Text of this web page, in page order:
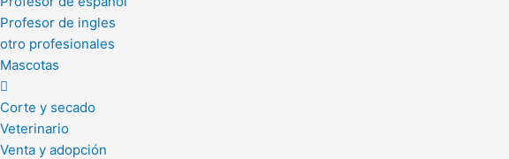
Profesor de ingles
otro profesionales
Mascotas
Corte y secado
Veterinario
Venta y adopción